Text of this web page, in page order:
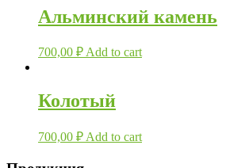
Альминский камень
700,00 ₽Add to cart
Колотый
700,00 ₽ Add to cart